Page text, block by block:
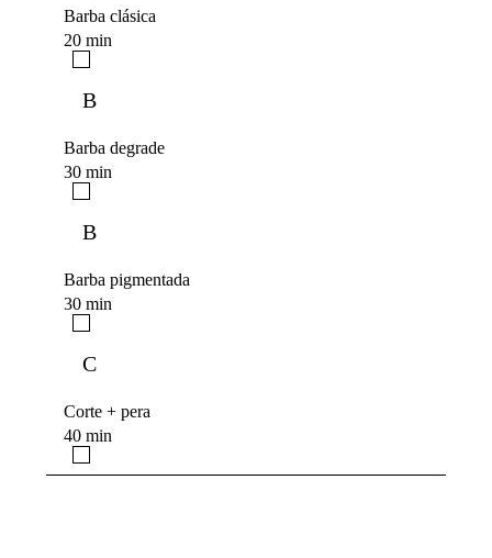
Barba clásica
20 min
B
Barba degrade
30 min
B
Barba pigmentada
30 min
C
Corte + pera
40 min